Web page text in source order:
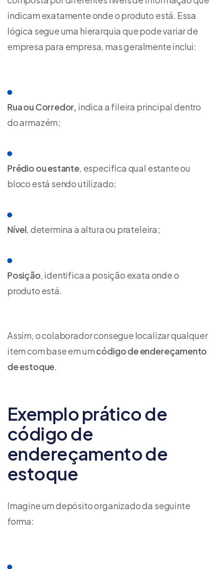
indicam exatamente onde o produto está. Essa
lógica segue uma hierarquia que pode variar de
empresa para empresa, mas geralmente inclui:
Rua ou Corredor, indica a fileira principal dentro
do armazém;
Prédio ou estante, especifica qual estante ou
bloco está sendo utilizado;
Nível, determina a altura ou prateleira;
Posição, identifica a posição exata onde o
produto está.
Assim, o colaborador consegue localizar qualquer
item com base em umcódigo de endereçamento
de estoque.
Exemplo prático de
código de
endereçamento de
estoque
Imagine um depósito organizado da seguinte
forma: